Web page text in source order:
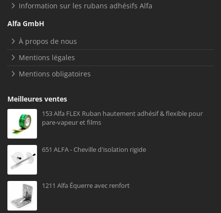
Information sur les rubans adhésifs Alfa
Alfa GmbH
À propos de nous
Mentions légales
Mentions obligatoires
Meilleures ventes
153 Alfa FLEX Ruban hautement adhésif & flexible pour
pare-vapeur et films
651 ALFA - Cheville d'isolation rigide
1211 Alfa Équerre avec renfort